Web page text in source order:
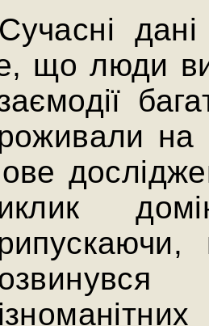
Сучасні
що люди
на